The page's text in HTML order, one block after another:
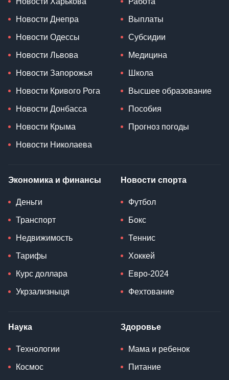
Новости Днепра
Новости Одессы
Новости Львова
Новости Запорожья
Новости Кривого Рога
Новости Донбасса
Новости Крыма
Новости Николаева
Выплаты
Субсидии
Медицина
Школа
Высшее образование
Пособия
Прогноз погоды
Экономика и финансы
Деньги
Транспорт
Недвижимость
Тарифы
Курс доллара
Укрзализныця
Новости спорта
Футбол
Бокс
Теннис
Хоккей
Евро-2024
Фехтование
Наука
Технологии
Космос
Здоровье
Мама и ребенок
Питание